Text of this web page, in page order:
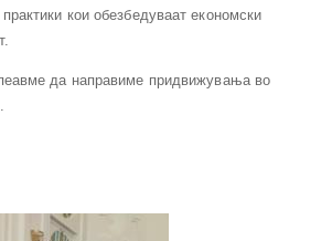
кои обезбедуваат економски
да направиме придвижувања во